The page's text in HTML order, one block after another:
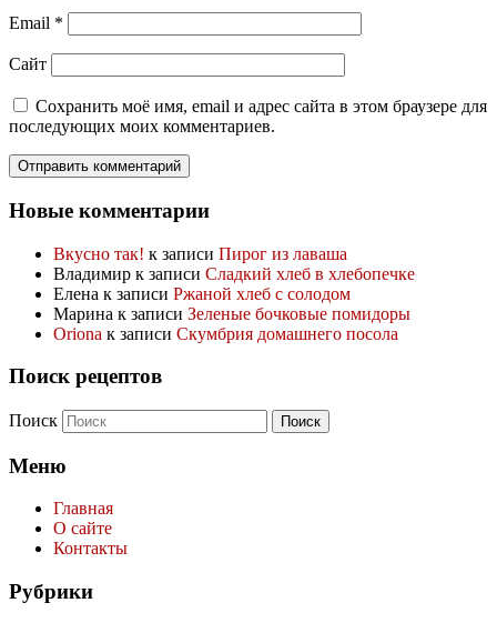
Email *
Сайт
Сохранить моё имя, email и адрес сайта в этом браузере для
последующих моих комментариев.
Новые комментарии
Вкусно так! к записи Пирог из лаваша
Владимир к записи Сладкий хлеб в хлебопечке
Елена к записи Ржаной хлеб с солодом
Марина к записи Зеленые бочковые помидоры
Oriona к записи Скумбрия домашнего посола
Поиск рецептов
Поиск
Меню
Главная
О сайте
Контакты
Рубрики